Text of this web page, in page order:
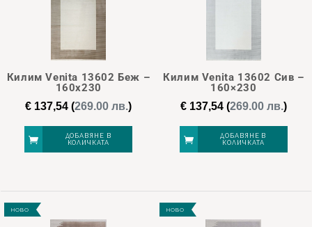
Килим Venita 13602 Беж –
160х230
€ 137,54 (269.00 лв.)
ДОБАВЯНЕ В
КОЛИЧКАТА
Килим Venita 13602 Сив –
160×230
€137,54(269.00 лв.)
ДОБАВЯНЕ В
КОЛИЧКАТА
НОВО НОВО